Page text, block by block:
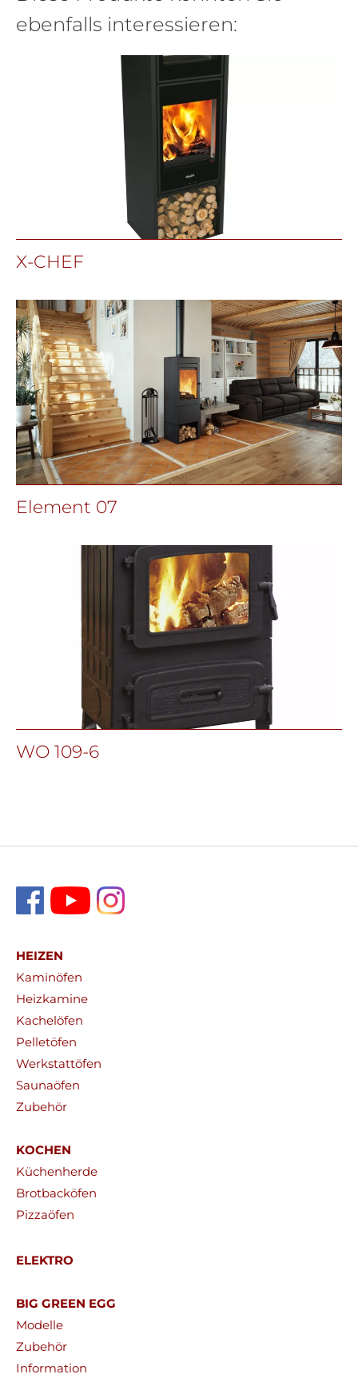
ebenfalls interessieren:
X-CHEF
Element 07
WO 109-6
HEIZEN
Kaminöfen
Heizkamine
Kachelöfen
Pelletöfen
Werkstattöfen
Saunaöfen
Zubehör
KOCHEN
Küchenherde
Brotbacköfen
Pizzaöfen
ELEKTRO
BIG GREEN EGG
Modelle
Zubehör
Information